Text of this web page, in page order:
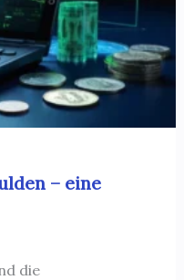
– eine
die